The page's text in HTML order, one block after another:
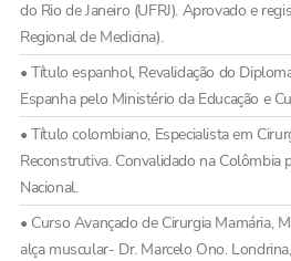
do Rio de Janeiro (UFRJ). Aprovado e
Regional de Medicina).
• Título espanhol, Revalidação do
Espanha pelo Ministério da Educação e
• Título colombiano, Especialista em
Reconstrutiva. Convalidado na Colômbia
Nacional.
• Curso Avançado de Cirurgia Mamária,
alça muscular- Dr. Marcelo Ono.